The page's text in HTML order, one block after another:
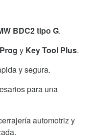
BDC2 tipo G.
y Key Tool Plus.
y segura.
para una
automotriz y